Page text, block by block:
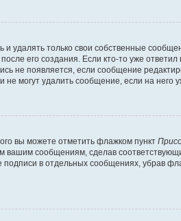
удалять только свои собственные
его создания. Если кто-то уже
не появляется, если сообщение
могут удалить сообщение, если на него
вы можете отметить флажком пункт
вашим сообщениям, сделав
в отдельных сообщениях, убрав